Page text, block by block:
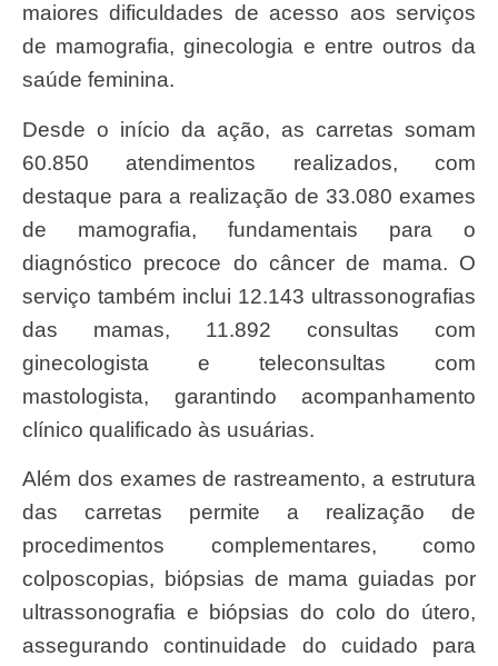
maiores dificuldades de acesso aos serviços
de mamografia, ginecologia e entre outros da
saúde feminina.
Desde o início da ação, as carretas somam
60.850 atendimentos realizados, com
destaque para a realização de 33.080 exames
de mamografia, fundamentais para o
diagnóstico precoce do câncer de mama. O
serviço também inclui 12.143 ultrassonografias
das mamas, 11.892 consultas com
ginecologista e teleconsultas com
mastologista, garantindo acompanhamento
clínico qualificado às usuárias.
Além dos exames de rastreamento, a estrutura
das carretas permite a realização de
procedimentos complementares, como
colposcopias, biópsias de mama guiadas por
ultrassonografia e biópsias do colo do útero,
assegurando continuidade do cuidado para